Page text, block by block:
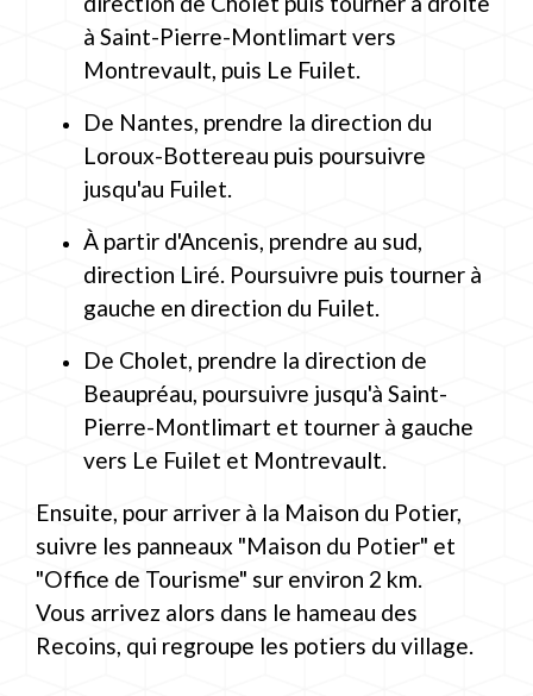
à Saint-Pierre-Montlimart vers
Montrevault, puis Le Fuilet.
De Nantes, prendre la direction du
Loroux-Bottereau puis poursuivre
jusqu'au Fuilet.
À partir d'Ancenis, prendre au sud,
direction Liré. Poursuivre puis tourner à
gauche en direction du Fuilet.
De Cholet, prendre la direction de
Beaupréau, poursuivre jusqu'à Saint-
Pierre-Montlimart et tourner à gauche
vers Le Fuilet et Montrevault.
Ensuite, pour arriver à la Maison du Potier,
suivre les panneaux "Maison du Potier" et
"Office de Tourisme" sur environ 2 km.
Vous arrivez alors dans le hameau des
Recoins, qui regroupe les potiers du village.